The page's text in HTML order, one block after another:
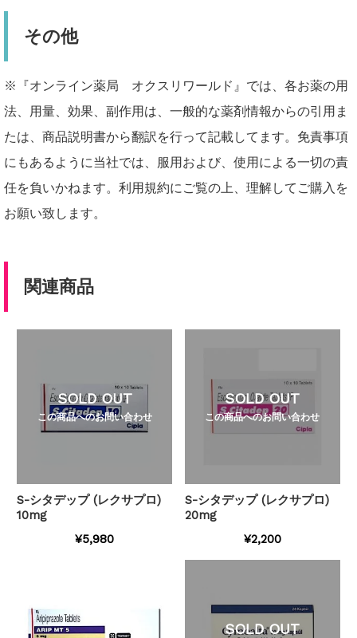
その他
※『オンライン薬局 オクスリワールド』では、各お薬の用
法、用量、効果、副作用は、一般的な薬剤情報からの引用ま
たは、商品説明書から翻訳を行って記載してます。免責事項
にもあるように当社では、服用および、使用による一切の責
任を負いかねます。利用規約にご覧の上、理解してご購入を
お願い致します。
関連商品
SOLD OUT
この商品へのお問い合わせ
S-シタデップ (レクサプロ)
10mg
¥5,980
SOLD OUT
この商品へのお問い合わせ
S-シタデップ (レクサプロ)
20mg
¥2,200
SOLD OUT